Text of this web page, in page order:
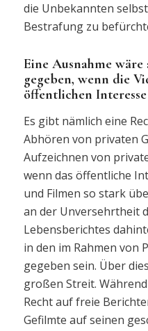
die Unbekannten
Bestrafung zu
Eine Ausnahme
gegeben, wenn die
öffentlichen
Es gibt nämlich eine
Abhören von privaten
Aufzeichnen von
wenn das öffentliche
und Filmen so stark
an der Unversehrtheit
Lebensberichtes
in den im Rahmen von
gegeben sein. Über
großen Streit.
Recht auf freie
Gefilmte auf seinen